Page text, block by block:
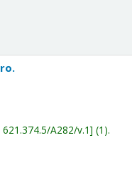
621.374.5/A282/v.1 (1).